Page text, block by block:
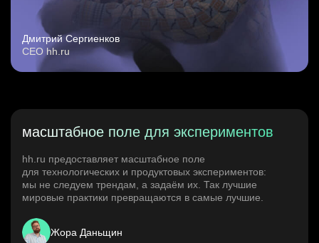
Дмитрий Сергиенков
CEO hh.ru
масштабное поле для экспериментов
hh.ru предоставляет масштабное поле
для технологических и продуктовых экспериментов:
мы не следуем трендам, а задаём их. Так лучшие
мировые практики превращаются в самые лучшие.
Жора Даньщин